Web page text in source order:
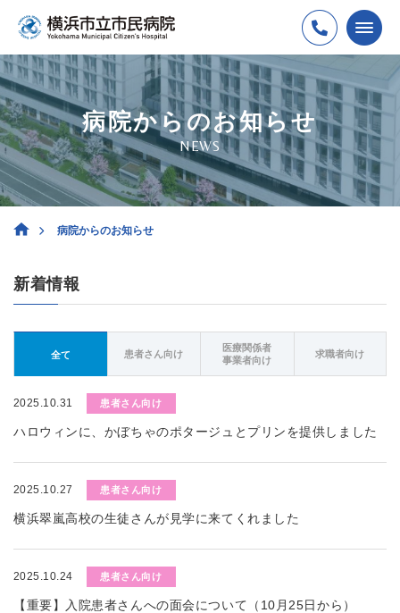
病院からのお知らせ
NEWS
病院からのお知らせ
新着情報
全て 患者さん向け
医療関係者
事業者向け
求職者向け
2025.10.31 患者さん向け
ハロウィンに、かぼちゃのポタージュとプリンを提供しました
2025.10.27 患者さん向け
横浜翠嵐高校の生徒さんが見学に来てくれました
2025.10.24 患者さん向け
【重要】入院患者さんへの面会について（10月25日から）